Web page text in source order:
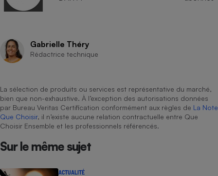
Gabrielle Théry
Rédactrice technique
La sélection de produits ou services est représentative du marché,
bien que non-exhaustive. À l’exception des autorisations données
par Bureau Veritas Certification conformément aux règles de La Note
Que Choisir, il n’existe aucune relation contractuelle entre Que
Choisir Ensemble et les professionnels référencés.
Sur le même sujet
ACTUALITÉ